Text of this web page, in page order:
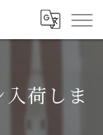
荷しま